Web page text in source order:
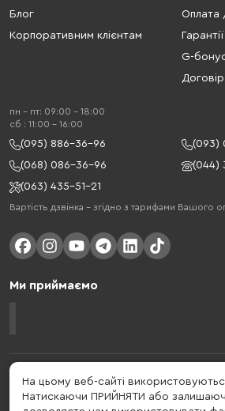
Блог
Корпоративним клієнтам
Оплата
Гарантії
G-
пн - пт: 09:00 - 18:00
cб : 11:00 - 16:00
(095) 886-36-96
(093)
(068) 086-36-96
(044)
(063) 435-51-21
Вартість дзвінка – згідно з тарифами Вашого
Ми приймаємо
Gelius - український бренд, який активно
гаджетів та мобільних аксесуарів. Бренд
- це набагато більше ніж просто бренд, це
На цьому веб-сайті
Натискаючи ПРИЙНЯТИ або